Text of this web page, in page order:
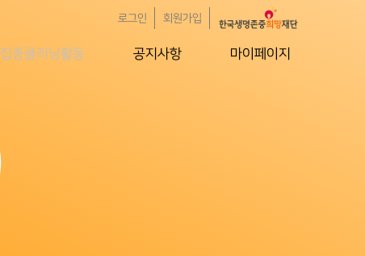
로그인 회원가입
집중클리닝활동 공지사항 마이페이지